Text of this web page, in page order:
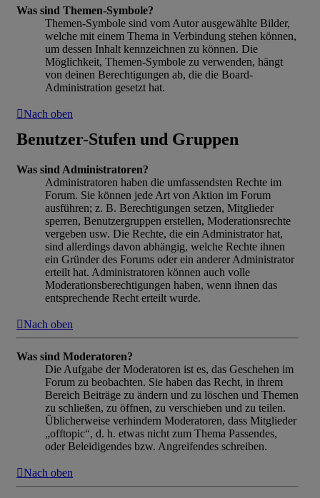
Was sind Themen-Symbole?
Themen-Symbole sind vom Autor ausgewählte Bilder,
welche mit einem Thema in Verbindung stehen können,
um dessen Inhalt kennzeichnen zu können. Die
Möglichkeit, Themen-Symbole zu verwenden, hängt
von deinen Berechtigungen ab, die die Board-
Administration gesetzt hat.
Nach oben
Benutzer-Stufen und Gruppen
Was sind Administratoren?
Administratoren haben die umfassendsten Rechte im
Forum. Sie können jede Art von Aktion im Forum
ausführen; z. B. Berechtigungen setzen, Mitglieder
sperren, Benutzergruppen erstellen, Moderationsrechte
vergeben usw. Die Rechte, die ein Administrator hat,
sind allerdings davon abhängig, welche Rechte ihnen
ein Gründer des Forums oder ein anderer Administrator
erteilt hat. Administratoren können auch volle
Moderationsberechtigungen haben, wenn ihnen das
entsprechende Recht erteilt wurde.
Nach oben
Was sind Moderatoren?
Die Aufgabe der Moderatoren ist es, das Geschehen im
Forum zu beobachten. Sie haben das Recht, in ihrem
Bereich Beiträge zu ändern und zu löschen und Themen
zu schließen, zu öffnen, zu verschieben und zu teilen.
Üblicherweise verhindern Moderatoren, dass Mitglieder
„offtopic“, d. h. etwas nicht zum Thema Passendes,
oder Beleidigendes bzw. Angreifendes schreiben.
Nach oben